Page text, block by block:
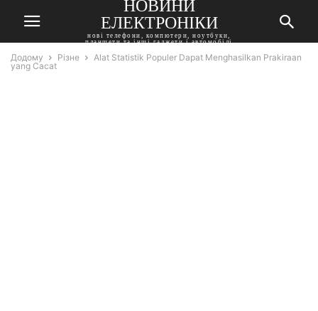
НОВИНИ
ЕЛЕКТРОНІКИ
нові телефони, компютери, ноутбуки,
планшети та інші гаджети і автомобілі
Додому Різне
Alat Statistik Populer Dapat Menghasilkan Prakiraan
yang Cacat